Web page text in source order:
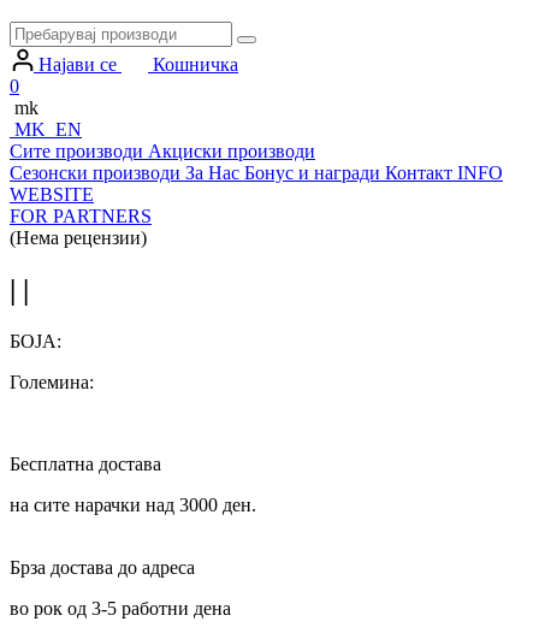
Најави се
Кошничка
0
mk
MK EN
Сите производи Акциски производи
Сезонски производи За Нас Бонус и награди Контакт INFO
WEBSITE
FOR PARTNERS
(Нема рецензии)
БОЈА:
Големина:
Бесплатна достава
на сите нарачки над 3000 ден.
Брза достава до адреса
во рок од 3-5 работни дена